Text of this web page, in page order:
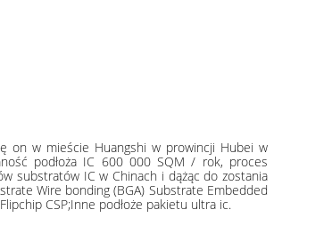
on w mieście Huangshi w prowincji Hubei w
podłoża IC 600 000 SQM / rok, proces
substratów IC w Chinach i dążąc do zostania
Wire bonding (BGA) Substrate Embedded
CSP;Inne podłoże pakietu ultra ic.